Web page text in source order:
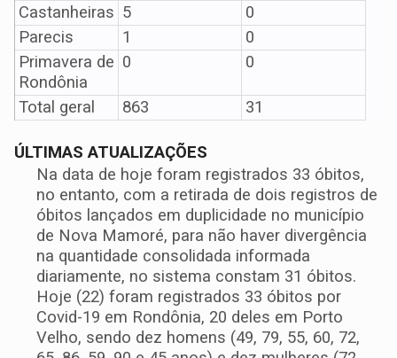
Castanheiras 5
0
Parecis
1
0
Primavera de
Rondônia
0 0
Total geral 863 31
ÚLTIMAS ATUALIZAÇÕES
Na data de hoje foram registrados 33 óbitos,
no entanto, com a retirada de dois registros de
óbitos lançados em duplicidade no município
de Nova Mamoré, para não haver divergência
na quantidade consolidada informada
diariamente, no sistema constam 31 óbitos.
Hoje (22) foram registrados 33 óbitos por
Covid-19 em Rondônia, 20 deles em Porto
Velho, sendo dez homens (49, 79, 55, 60, 72,